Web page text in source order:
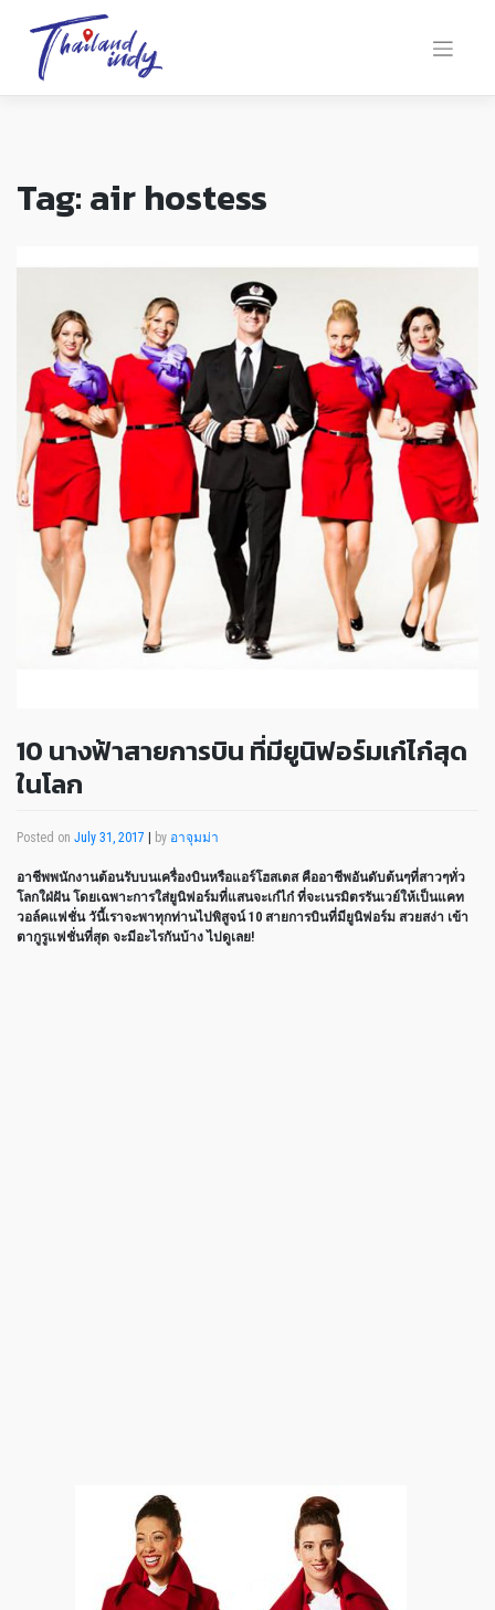
Tag:air hostess
10 นางฟ้าสายการบิน ที่มียูนิฟอร์มเก๋ไก๋สุด
ในโลก
Posted on July 31, 2017 | by อาจุมม่า
อาชีพพนักงานต้อนรับบนเครื่องบินหรือแอร์โฮสเตส คืออาชีพอันดับต้นๆที่สาวๆทั่ว
โลกใฝ่ฝัน โดยเฉพาะการใส่ยูนิฟอร์มที่แสนจะเก๋ไก๋ ที่จะเนรมิตรรันเวย์ให้เป็นแคท
วอล์คแฟชั่น วันี้เราจะพาทุกท่านไปพิสูจน์ 10 สายการบินที่มียูนิฟอร์ม สวยสง่า เข้า
ตากูรูแฟชั่นที่สุด จะมีอะไรกันบ้าง ไปดูเลย!